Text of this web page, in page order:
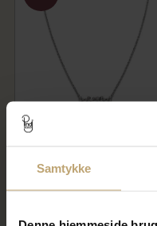
Samtykke
Nyhed
cm)
På lager